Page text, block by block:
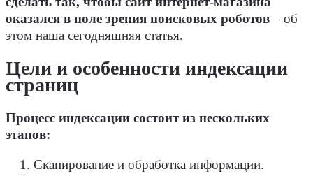
оказался в поле зрения поисковых роботов – об
этом наша сегодняшняя статья.
Цели и особенности индексации
страниц
Процесс индексации состоит из нескольких
этапов:
Сканирование и обработка информации.